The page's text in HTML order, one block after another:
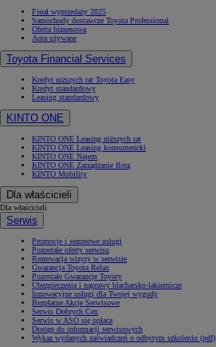
Finał wyprzedaży 2025
Samochody dostawcze Toyota Professional
Oferta biznesowa
Auta używane
Toyota Financial Services
Kredyt niższych rat Toyota Easy
Kredyt standardowy
Leasing standardowy
KINTO ONE
KINTO ONE Leasing niższych rat
KINTO ONE Leasing konsumencki
KINTO ONE Najem
KINTO ONE Zarządzanie flotą
KINTO Mobility
Dla właścicieli
Dla właścicieli
Serwis
Promocje i sezonowe usługi
Pozostałe oferty serwisu
Rezerwacja wizyty w serwisie
Gwarancja Toyota Relax
Pozostałe Gwarancje Toyoty
Ubezpieczenia i naprawy blacharsko-lakiernicze
Innowacyjne usługi dla Twojej wygody
Bezpłatne Akcje Serwisowe
Serwis Dobrych Cen
Serwis w ASO się opłaca
Dostęp do informacji serwisowych
Wykaz wydanych zaświadczeń o odbytym szkoleniu (pdf)